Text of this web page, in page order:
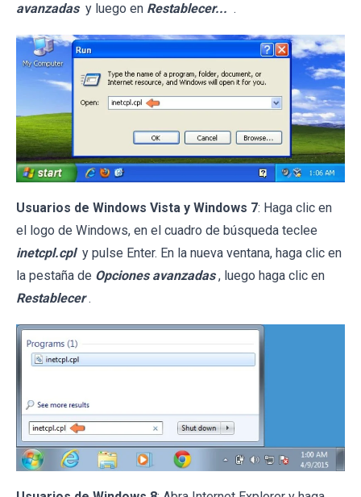
avanzadas y luego en Restablecer... .
Usuarios de Windows Vista y Windows 7: Haga clic en
el logo de Windows, en el cuadro de búsqueda teclee
inetcpl.cpl y pulse Enter. En la nueva ventana, haga clic en
la pestaña de Opciones avanzadas , luego haga clic en
Restablecer .